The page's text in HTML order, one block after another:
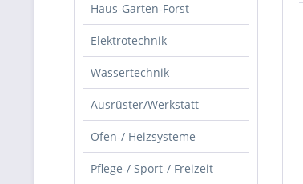
Haus-Garten-Forst
Elektrotechnik
Wassertechnik
Ausrüster/Werkstatt
Ofen-/ Heizsysteme
Pflege-/ Sport-/ Freizeit